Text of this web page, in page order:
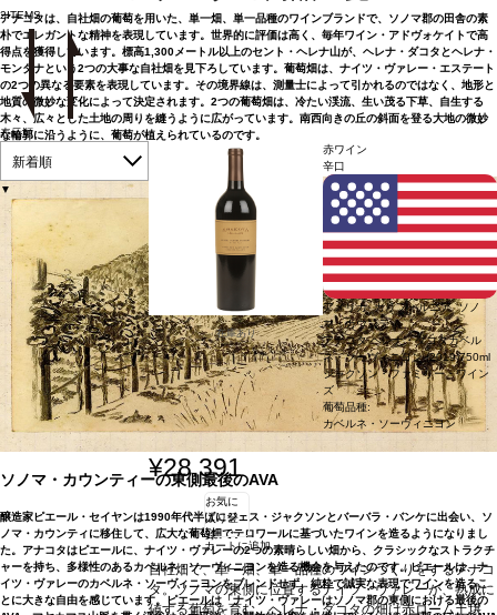
アナコタは、自社畑の葡萄を用いた、単一畑、単一品種のワインブランドで、ソノマ郡の田舎の素
朴でエレガントな精神を表現しています。世界的に評価は高く、毎年ワイン・アドヴォケイトで高
得点を獲得しています。標高1,300メートル以上のセント・ヘレナ山が、ヘレナ・ダコタとヘレナ・
モンタナという2つの大事な自社畑を見下ろしています。葡萄畑は、ナイツ・ヴァレー・エステート
の2つの異なる要素を表現しています。その境界線は、測量士によって引かれるのではなく、地形と
地質の微妙な変化によって決定されます。2つの葡萄畑は、冷たい渓流、生い茂る下草、自生する
木々、広々とした土地の周りを縫うように広がっています。南西向きの丘の斜面を登る大地の微妙
な輪郭に沿うように、葡萄が植えられているのです。
ソノマ・カウンティーの東側最後のAVA
醸造家ピエール・セイヤンは1990年代半ばにジェス・ジャクソンとバーバラ・バンケに出会い、ソ
ノマ・カウンティに移住して、広大な葡萄畑でテロワールに基づいたワインを造るようになりまし
た。アナコタはピエールに、ナイツ・ヴァレーの2つの素晴らしい畑から、クラシックなストラクチ
ャーを持ち、多様性のあるカベルネ・ソーヴィニヨンを造る機会を与えたのです。ピエールは、ナ
イツ・ヴァレーのカベルネ・ソーヴィニヨンをブレンドせず、純粋で誠実な表現でワインを造るこ
とに大きな自由を感じています。ピエールは「ナイツ・ヴァレーはソノマ郡の東側における最後の
2ITEMS
表示順
新着順
▼
在庫あり
赤ワイン
辛口
アメリカ カリフォルニア ソノ
マ・カウンティ
アナコタ ヘレナ・ダコタカベル
ネ・ソーヴィニヨン (2019)750ml
ジャクソン・ファミリー・ワイン
ズ
葡萄品種:
カベルネ・ソーヴィニヨン
¥28,391
お気に
入り登
録
カートに追加
自社畑で、単一畑、単一品種のワインづくりをするアナコ
タ。ソノマの東側に位置するナイツ・ヴァレーが、熟成に
値する葡萄を育む。ヘレナ・ダコタの畑は赤ローム土壌で